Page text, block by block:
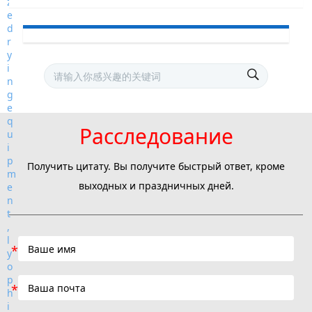
Расследование
Получить цитату. Вы получите быстрый ответ, кроме
выходных и праздничных дней.